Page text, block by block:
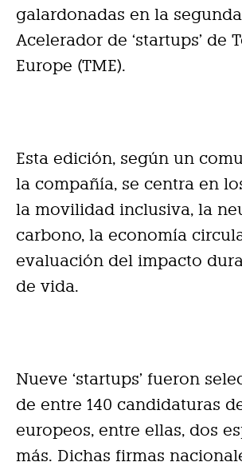
galardonadas en la
Acelerador de ‘startups’ de
Europe (TME).
Esta edición, según un
la compañía, se centra en
la movilidad inclusiva, la
carbono, la economía
evaluación del impacto
de vida.
Nueve ‘startups’ fueron
de entre 140 candidaturas
europeos, entre ellas, dos
más. Dichas firmas